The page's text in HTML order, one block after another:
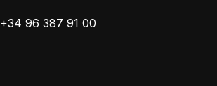
+34 96 387 91 00